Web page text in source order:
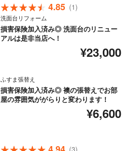
4.85 (1)
洗面台リフォーム
損害保険加入済み◎ 洗面台のリニュー
アルは是非当店へ！
¥23,000
ふすま張替え
損害保険加入済み◎ 襖の張替えでお部
屋の雰囲気ががらりと変わります！
¥6,600